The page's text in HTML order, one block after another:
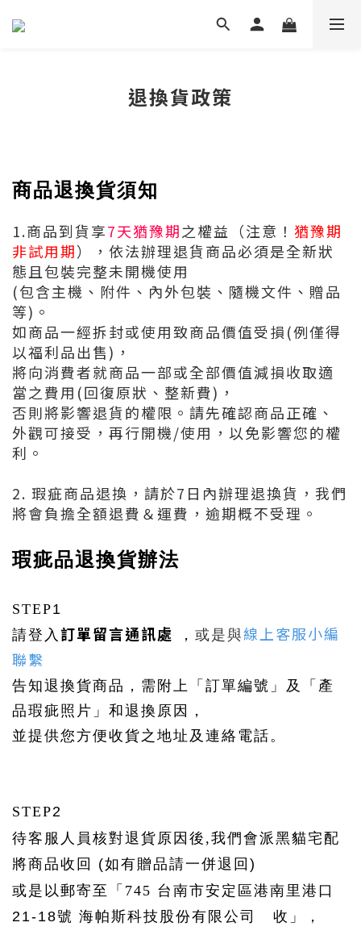
退換貨政策
商品退換貨須知
1.商品到貨享7天猶豫期之權益（注意！ 猶豫期
非試用期），依法辦理退貨商品必須是全新狀
態且包裝完整未開機使用
(包含主機、附件、內外包裝、隨機文件、贈品
等)。
如商品一經拆封或使用致商品價值受損(例僅得
以福利品出售)，
將向消費者就商品一部或全部價值減損收取適
當之費用(回復原狀、整新費)，
否則將影響退貨的權限。請先確認商品正確、
外觀可接受，再行開機/使用，以免影響您的權
利。
2. 瑕疵商品退換，請於7日內辦理退換貨，我們
將會負擔全額退費＆運費，逾期概不受理。
瑕疵品退換貨辦法
STEP1
請登入 訂單留言通訊處 ， 或是與線上客服小編
聯繫
告知退換貨商品，需附上「訂單編號」及「產
品瑕疵照片」和退換原因，
並提供您方便收貨之地址及連絡電話。
STEP2
待客服人員核對退貨原因後,我們會派黑貓宅配
將商品收回
(如有贈品請一併退回 )
或是以郵寄至「745 台南市安定區港南里港口
21-18號 海帕斯科技股份有限公司 收」，